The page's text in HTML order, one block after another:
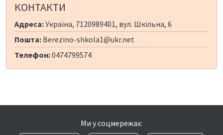
КОНТАКТИ
Адреса:Україна, 7120989401, вул. Шкільна, 6
Пошта: Berezino-shkola1@ukr.net
Телефон:0474799574
Ми у соцмережах: